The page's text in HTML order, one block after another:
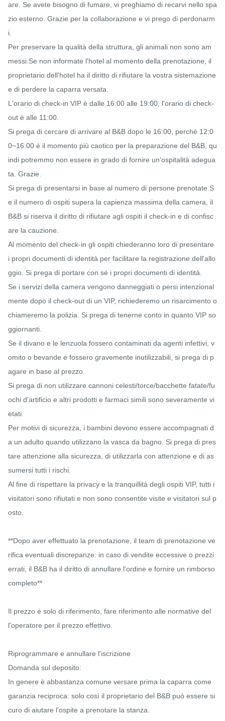
are. Se avete bisogno di fumare, vi preghiamo di recarvi nello spa
zio esterno. Grazie per la collaborazione e vi prego di perdonarm
i.
Per preservare la qualità della struttura, gli animali non sono am
messi.Se non informate l'hotel al momento della prenotazione, il
proprietario dell'hotel ha il diritto di rifiutare la vostra sistemazione
e di perdere la caparra versata.
L'orario di check-in VIP è dalle 16:00 alle 19:00, l'orario di check-
out è alle 11:00.
Si prega di cercare di arrivare al B&B dopo le 16:00, perché 12:0
0~16:00 è il momento più caotico per la preparazione del B&B, qu
indi potremmo non essere in grado di fornire un'ospitalità adegua
ta. Grazie.
Si prega di presentarsi in base al numero di persone prenotate.S
e il numero di ospiti supera la capienza massima della camera, il
B&B si riserva il diritto di rifiutare agli ospiti il ​​check-in e di confisc
are la cauzione.
Al momento del check-in gli ospiti chiederanno loro di presentare
i propri documenti di identità per facilitare la registrazione dell'allo
ggio. Si prega di portare con sé i propri documenti di identità.
Se i servizi della camera vengono danneggiati o persi intenzional
mente dopo il check-out di un VIP, richiederemo un risarcimento o
chiameremo la polizia. Si prega di tenerne conto in quanto VIP so
ggiornanti.
Se il divano e le lenzuola fossero contaminati da agenti infettivi, v
omito o bevande e fossero gravemente inutilizzabili, si prega di p
agare in base al prezzo.
Si prega di non utilizzare cannoni celesti/torce/bacchette fatate/fu
ochi d'artificio e altri prodotti e farmaci simili sono severamente vi
etati.
Per motivi di sicurezza, i bambini devono essere accompagnati d
a un adulto quando utilizzano la vasca da bagno. Si prega di pres
tare attenzione alla sicurezza, di utilizzarla con attenzione e di as
sumersi tutti i rischi.
Al fine di rispettare la privacy e la tranquillità degli ospiti VIP, tutti i
visitatori sono rifiutati e non sono consentite visite e visitatori sul p
osto.
**Dopo aver effettuato la prenotazione, il team di prenotazione ve
rifica eventuali discrepanze: in caso di vendite eccessive o prezzi
errati, il B&B ha il diritto di annullare l'ordine e fornire un rimborso
completo**
Il prezzo è solo di riferimento, fare riferimento alle normative del
l'operatore per il prezzo effettivo.
Riprogrammare e annullare l'iscrizione
Domanda sul deposito:
In genere è abbastanza comune versare prima la caparra come
garanzia reciproca: solo così il proprietario del B&B può essere si
curo di aiutare l'ospite a prenotare la stanza.